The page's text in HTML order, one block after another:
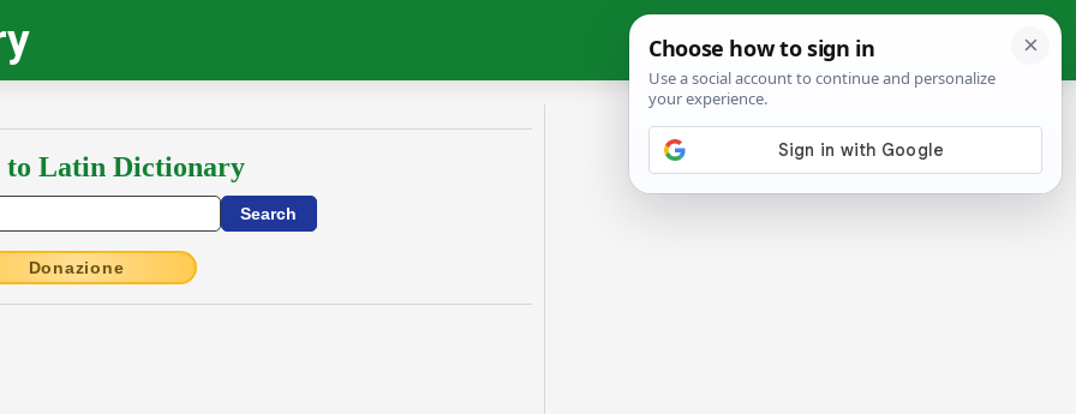
to Latin Dictionary
Donazione